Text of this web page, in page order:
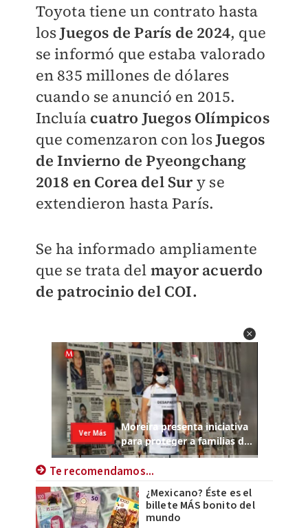
Toyota tiene un contrato hasta
losJuegos de París de 2024, que
se informó que estaba valorado
en 835 millones de dólares
cuando se anunció en 2015.
Incluía cuatro Juegos Olímpicos
que comenzaron con losJuegos
de Invierno de Pyeongchang
2018 en Corea del Sury se
extendieron hasta París.
Se ha informado ampliamente
que se trata del mayor acuerdo
de patrocinio del COI.
Te recomendamos...
¿Mexicano? Éste es el
billete MÁS bonito del
mundo